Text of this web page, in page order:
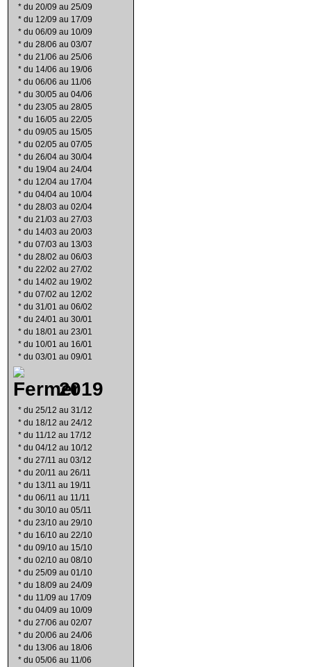
* du 20/09 au 25/09
* du 12/09 au 17/09
* du 06/09 au 10/09
* du 28/06 au 03/07
* du 21/06 au 25/06
* du 14/06 au 19/06
* du 06/06 au 11/06
* du 30/05 au 04/06
* du 23/05 au 28/05
* du 16/05 au 22/05
* du 09/05 au 15/05
* du 02/05 au 07/05
* du 26/04 au 30/04
* du 19/04 au 24/04
* du 12/04 au 17/04
* du 04/04 au 10/04
* du 28/03 au 02/04
* du 21/03 au 27/03
* du 14/03 au 20/03
* du 07/03 au 13/03
* du 28/02 au 06/03
* du 22/02 au 27/02
* du 14/02 au 19/02
* du 07/02 au 12/02
* du 31/01 au 06/02
* du 24/01 au 30/01
* du 18/01 au 23/01
* du 10/01 au 16/01
* du 03/01 au 09/01
2019
* du 25/12 au 31/12
* du 18/12 au 24/12
* du 11/12 au 17/12
* du 04/12 au 10/12
* du 27/11 au 03/12
* du 20/11 au 26/11
* du 13/11 au 19/11
* du 06/11 au 11/11
* du 30/10 au 05/11
* du 23/10 au 29/10
* du 16/10 au 22/10
* du 09/10 au 15/10
* du 02/10 au 08/10
* du 25/09 au 01/10
* du 18/09 au 24/09
* du 11/09 au 17/09
* du 04/09 au 10/09
* du 27/06 au 02/07
* du 20/06 au 24/06
* du 13/06 au 18/06
* du 05/06 au 11/06